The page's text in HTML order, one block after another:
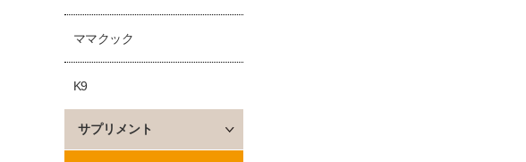
ママクック
K9
サプリメント